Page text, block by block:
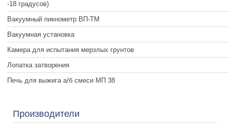
-18 градусов)
Вакуумный пикнометр ВП-ТМ
Вакуумная установка
Камера для испытания мерзлых грунтов
Лопатка затворения
Печь для выжига а/б смеси МП 38
Производители